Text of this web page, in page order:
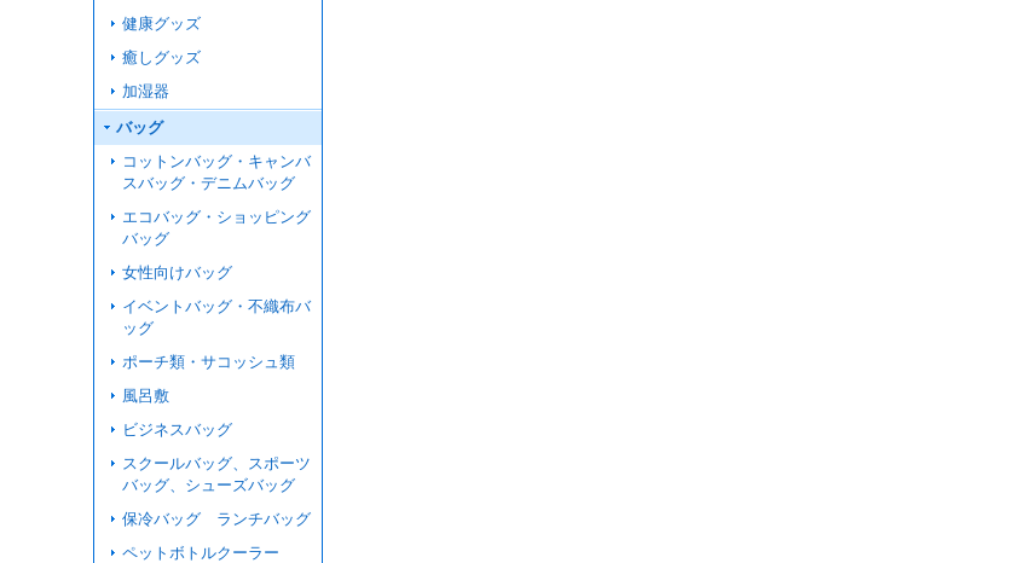
健康グッズ
癒しグッズ
加湿器
バッグ
コットンバッグ・キャンバ
スバッグ・デニムバッグ
エコバッグ・ショッピング
バッグ
女性向けバッグ
イベントバッグ・不織布バ
ッグ
ポーチ類・サコッシュ類
風呂敷
ビジネスバッグ
スクールバッグ、スポーツ
バッグ、シューズバッグ
保冷バッグ ランチバッグ
ペットボトルクーラー